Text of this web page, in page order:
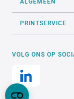
ALGEMEEN
PRINTSERVICE
VOLG ONS OP